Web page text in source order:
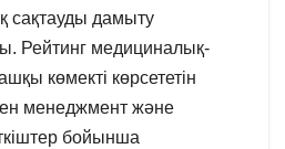
сақтауды дамыту
Рейтинг медициналық-
көмекті көрсететін
менеджмент және
бойынша